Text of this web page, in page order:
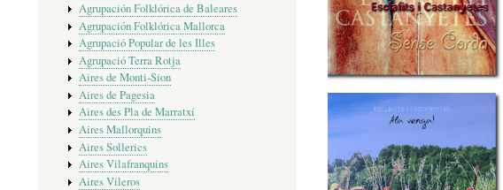
Agrupación Folklórica de Baleares
Agrupación Folklórica Mallorca
Agrupació Popular de les Illes
Agrupació Terra Rotja
Aires de Monti-Sion
Aires de Pagesia
Aires des Pla de Marratxí
Aires Mallorquins
Aires Sollerics
Aires Vilafranquins
Aires Vileros